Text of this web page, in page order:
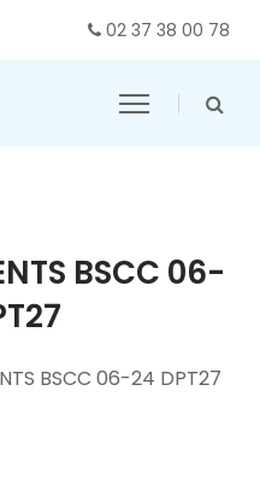
02 37 38 00 78
BSCC 06-
BSCC 06-24 DPT27